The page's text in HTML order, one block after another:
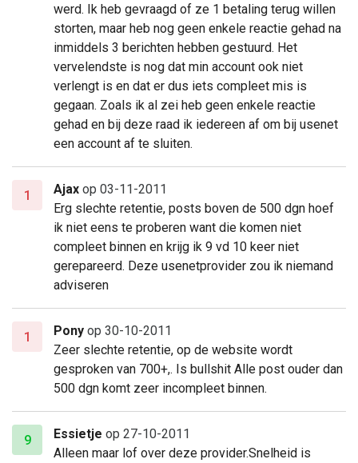
werd. Ik heb gevraagd of ze 1 betaling terug willen
storten, maar heb nog geen enkele reactie gehad na
inmiddels 3 berichten hebben gestuurd. Het
vervelendste is nog dat min account ook niet
verlengt is en dat er dus iets compleet mis is
gegaan. Zoals ik al zei heb geen enkele reactie
gehad en bij deze raad ik iedereen af om bij usenet
een account af te sluiten.
1 Ajax op 03-11-2011
Erg slechte retentie, posts boven de 500 dgn hoef
ik niet eens te proberen want die komen niet
compleet binnen en krijg ik 9 vd 10 keer niet
gerepareerd. Deze usenetprovider zou ik niemand
adviseren
1 Pony op 30-10-2011
Zeer slechte retentie, op de website wordt
gesproken van 700+,. Is bullshit Alle post ouder dan
500 dgn komt zeer incompleet binnen.
9 Essietje op 27-10-2011
Alleen maar lof over deze provider.Snelheid is